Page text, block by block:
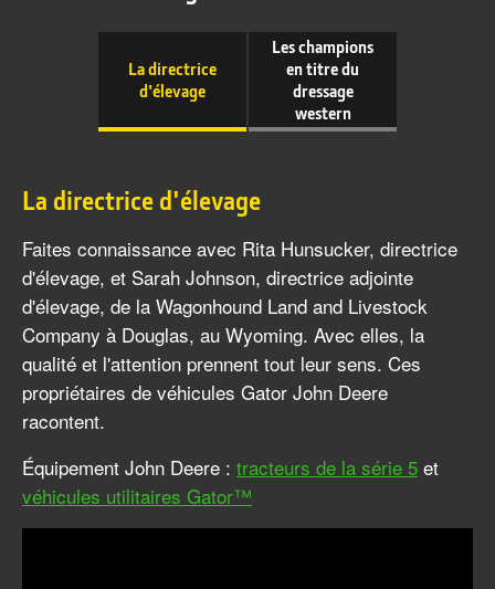
La directrice
d'élevage
Les champions
en titre du
dressage
western
La directrice d'élevage
Faites connaissance avec Rita Hunsucker, directrice
d'élevage, et Sarah Johnson, directrice adjointe
d'élevage, de la Wagonhound Land and Livestock
Company à Douglas, au Wyoming. Avec elles, la
qualité et l'attention prennent tout leur sens. Ces
propriétaires de véhicules Gator John Deere
racontent.
Équipement John Deere : tracteurs de la série 5 et
véhicules utilitaires Gator™